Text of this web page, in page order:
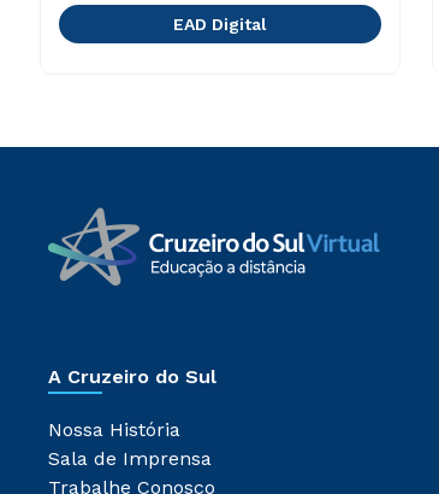
EAD Digital
A Cruzeiro do Sul
Nossa História
Sala de Imprensa
Trabalhe Conosco